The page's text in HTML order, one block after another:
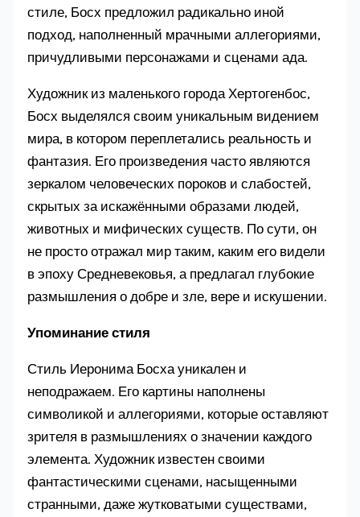
стиле, Босх предложил радикально иной
подход, наполненный мрачными аллегориями,
причудливыми персонажами и сценами ада.
Художник из маленького города Хертогенбос,
Босх выделялся своим уникальным видением
мира, в котором переплетались реальность и
фантазия. Его произведения часто являются
зеркалом человеческих пороков и слабостей,
скрытых за искажёнными образами людей,
животных и мифических существ. По сути, он
не просто отражал мир таким, каким его видели
в эпоху Средневековья, а предлагал глубокие
размышления о добре и зле, вере и искушении.
Упоминание стиля
Стиль Иеронима Босха уникален и
неподражаем. Его картины наполнены
символикой и аллегориями, которые оставляют
зрителя в размышлениях о значении каждого
элемента. Художник известен своими
фантастическими сценами, насыщенными
странными, даже жутковатыми существами,